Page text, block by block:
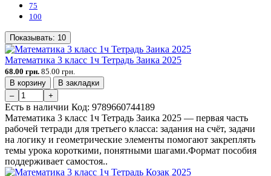
75
100
Показывать: 10
Математика 3 класс 1ч Тетрадь Заика 2025
68.00 грн. 85.00 грн.
В корзину
В закладки
–
+
Есть в наличии Код: 9789660744189
Математика 3 класс 1ч Тетрадь Заика 2025 — первая часть
рабочей тетради для третьего класса: задания на счёт, задачи
на логику и геометрические элементы помогают закреплять
темы урока короткими, понятными шагами.Формат пособия
поддерживает самостоя..